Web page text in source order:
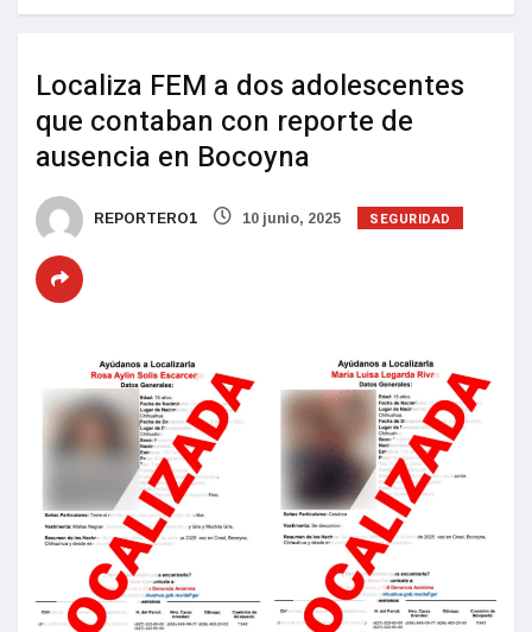
Localiza FEM a dos adolescentes
que contaban con reporte de
ausencia en Bocoyna
REPORTERO1 10 junio, 2025 SEGURIDAD